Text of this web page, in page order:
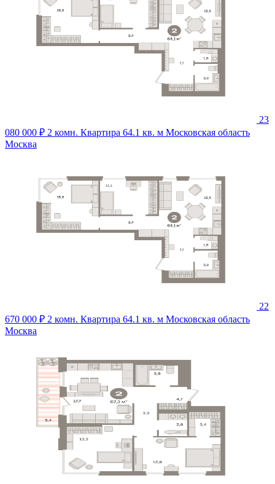
23
080 000 ₽ 2 комн. Квартира 64.1 кв. м Московская область
Москва
22
670 000 ₽ 2 комн. Квартира 64.1 кв. м Московская область
Москва